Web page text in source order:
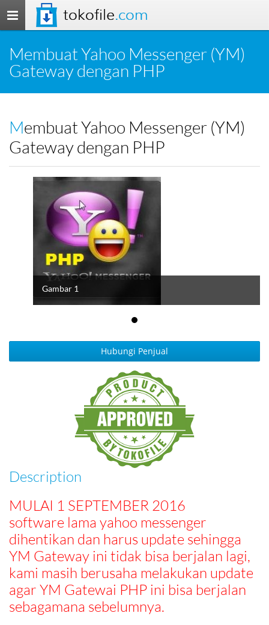
Toggle
navigation
tokofile.com
Membuat Yahoo Messenger (YM)
Gateway dengan PHP
Membuat Yahoo Messenger (YM)
Gateway dengan PHP
Gambar 1
Hubungi Penjual
Description
MULAI 1 SEPTEMBER 2016
software lama yahoo messenger
dihentikan dan harus update sehingga
YM Gateway ini tidak bisa berjalan lagi,
kami masih berusaha melakukan update
agar YM Gatewai PHP ini bisa berjalan
sebagamana sebelumnya.